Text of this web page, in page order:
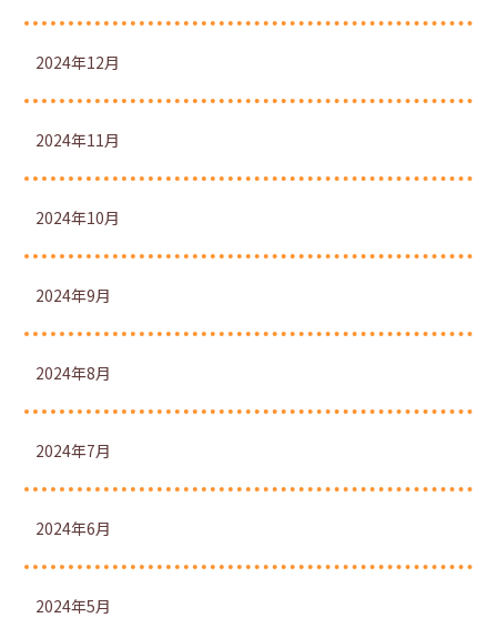
2024年12月
2024年11月
2024年10月
2024年9月
2024年8月
2024年7月
2024年6月
2024年5月